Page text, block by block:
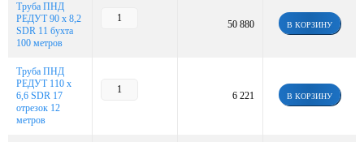
Труба ПНД
РЕДУТ 90 х 8,2
SDR 11 бухта
100 метров
50 880 В КОРЗИНУ
Труба ПНД
РЕДУТ 110 х
6,6 SDR 17
отрезок 12
метров
6 221 В КОРЗИНУ